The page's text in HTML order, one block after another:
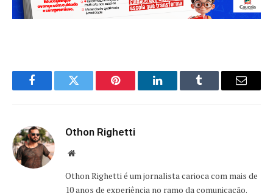
FacebookTwitter Pinterest LinkedInTumblr Email
Othon Righetti
Website
Othon Righetti é um jornalista carioca com mais de
10 anos de experiência no ramo da comunicação.